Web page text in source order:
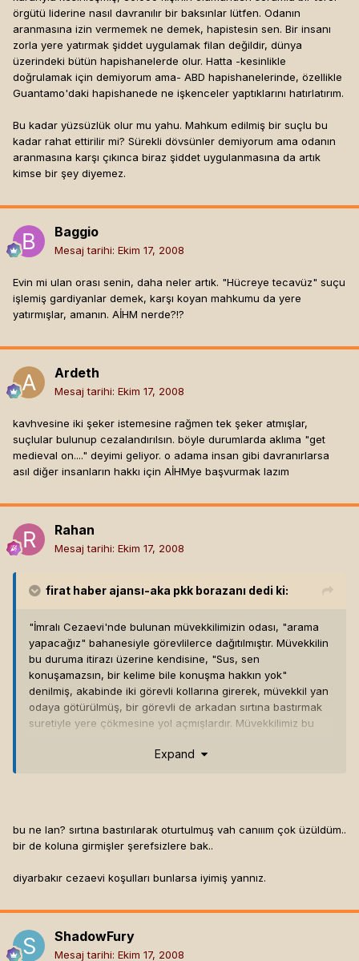
örgütü liderine nasıl davranılır bir baksınlar lütfen. Odanın
aranmasına izin vermemek ne demek, hapistesin sen. Bir insanı
zorla yere yatırmak şiddet uygulamak filan değildir, dünya
üzerindeki bütün hapishanelerde olur. Hatta -kesinlikle
doğrulamak için demiyorum ama- ABD hapishanelerinde, özellikle
Guantamo'daki hapishanede ne işkenceler yaptıklarını hatırlatırım.
Bu kadar yüzsüzlük olur mu yahu. Mahkum edilmiş bir suçlu bu
kadar rahat ettirilir mi? Sürekli dövsünler demiyorum ama odanın
aranmasına karşı çıkınca biraz şiddet uygulanmasına da artık
kimse bir şey diyemez.
Baggio
Mesaj tarihi: Ekim 17, 2008
Evin mi ulan orası senin, daha neler artık. "Hücreye tecavüz" suçu
işlemiş gardiyanlar demek, karşı koyan mahkumu da yere
yatırmışlar, amanın. AİHM nerde?!?
Ardeth
Mesaj tarihi: Ekim 17, 2008
kavhvesine iki şeker istemesine rağmen tek şeker atmışlar,
suçlular bulunup cezalandırılsın. böyle durumlarda aklıma "get
medieval on...." deyimi geliyor. o adama insan gibi davranırlarsa
asıl diğer insanların hakkı için AİHMye başvurmak lazım
Rahan
Mesaj tarihi: Ekim 17, 2008
firat haber ajansı-aka pkk borazanı dedi ki:
"İmralı Cezaevi'nde bulunan müvekkilimizin odası, "arama
yapacağız" bahanesiyle görevlilerce dağıtılmıştır. Müvekkilin
bu duruma itirazı üzerine kendisine, "Sus, sen
konuşamazsın, bir kelime bile konuşma hakkın yok"
denilmiş, akabinde iki görevli kollarına girerek, müvekkil yan
odaya götürülmüş, bir görevli de arkadan sırtına bastırmak
suretiyle yere çökmesine yol açmışlardır. Müvekkilimiz bu
iyi" demesi üzerine bir görevli "Ona da sıra gelecek"
Expand
bu ne lan? sırtına bastırılarak oturtulmuş vah canııım çok üzüldüm..
bir de koluna girmişler şerefsizlere bak..
diyarbakır cezaevi koşulları bunlarsa iyimiş yannız.
ShadowFury
Mesaj tarihi: Ekim 17, 2008